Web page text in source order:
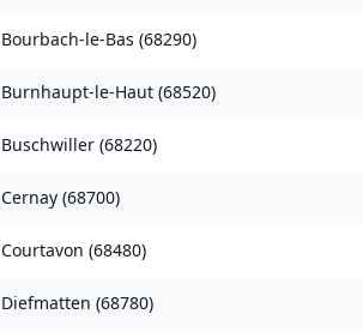
Bourbach-le-Bas (68290)
Burnhaupt-le-Haut (68520)
Buschwiller (68220)
Cernay (68700)
Courtavon (68480)
Diefmatten (68780)